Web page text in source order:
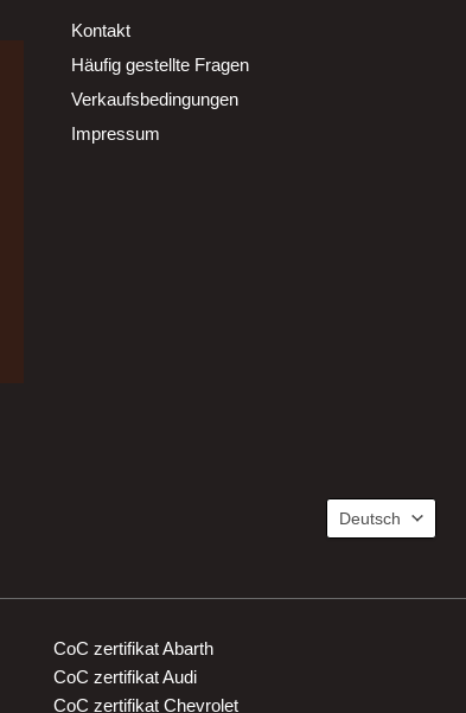
Kontakt
Häufig gestellte Fragen
Verkaufsbedingungen
Impressum
Sprache
Deutsch
CoC zertifikat Abarth
CoC zertifikat Audi
CoC zertifikat Chevrolet